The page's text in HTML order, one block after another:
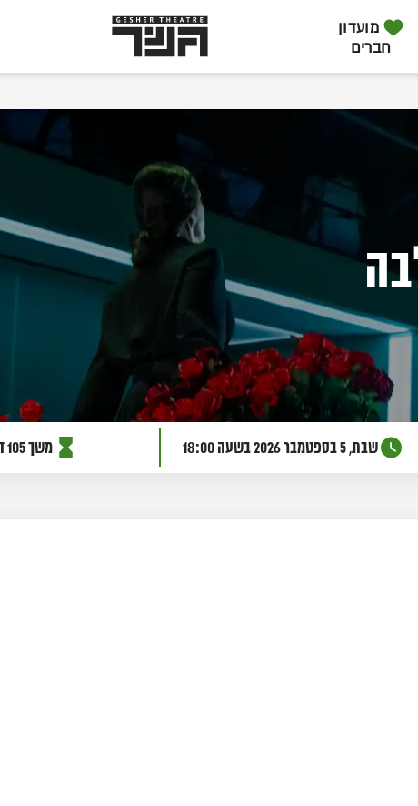
מועדון
חברים
תיאטרון
גשר,
הצגות
בתל
שבת, 5 בספטמבר 2026 בשעה 18:00 משך 105 דקות